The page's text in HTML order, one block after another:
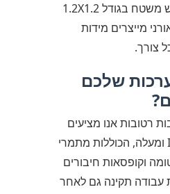
(כמו יורו-פלט) נדרש משטח בגודל 1.2X1.2
מייצרים מידות
צורך.
שלכם
רטובות אנו מציעים
מערכות בתקן IP67 ומעלה, הכוללות מתמרי
וקופסאות חיבורים
עבודה תקינה גם לאחר